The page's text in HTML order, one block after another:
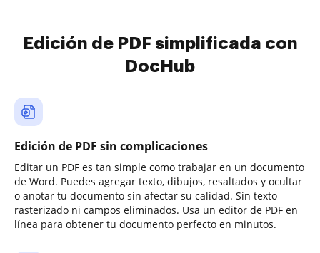
Edición de PDF simplificada con
DocHub
Edición de PDF sin complicaciones
Editar un PDF es tan simple como trabajar en un documento
de Word. Puedes agregar texto, dibujos, resaltados y ocultar
o anotar tu documento sin afectar su calidad. Sin texto
rasterizado ni campos eliminados. Usa un editor de PDF en
línea para obtener tu documento perfecto en minutos.